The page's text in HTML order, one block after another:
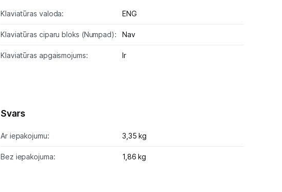
Klaviatūras valoda: ENG
Klaviatūras ciparu bloks (Numpad): Nav
Klaviatūras apgaismojums: Ir
Svars
Ar iepakojumu: 3,35 kg
Bez iepakojuma: 1,86 kg